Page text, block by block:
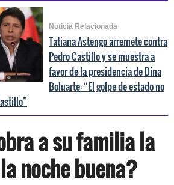
Noticia Relacionada
Tatiana Astengo arremete contra
Pedro Castillo y se muestra a
favor de la presidencia de Dina
Boluarte: “El golpe de estado no
a su familia la
noche buena?